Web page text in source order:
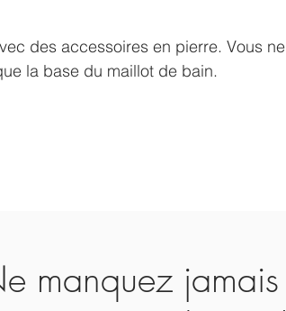
des accessoires en pierre. Vous ne
la base du maillot de bain.
manquez